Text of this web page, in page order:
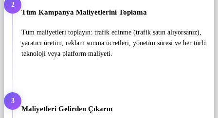
2
Tüm Kampanya Maliyetlerini Toplama
Tüm maliyetleri toplayın: trafik edinme (trafik satın alıyorsanız),
yaratıcı üretim, reklam sunma ücretleri, yönetim süresi ve her türlü
teknoloji veya platform maliyeti.
3
Maliyetleri Gelirden Çıkarın